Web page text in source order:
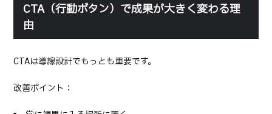
CTA（行動ボタン）で成果が大きく変わる理
由
CTAは導線設計でもっとも重要です。
改善ポイント：